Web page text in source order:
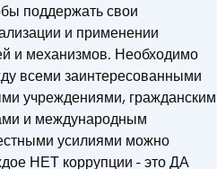
поддержать свои
и применении
и механизмов. Необходимо
всеми заинтересованными
учреждениями, гражданским
и международным
усилиями можно
НЕТ коррупции - это ДА